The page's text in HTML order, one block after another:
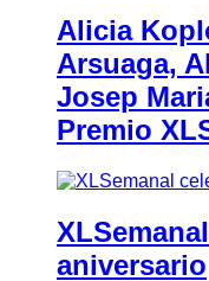
Alicia
Arsuaga,
Josep
Premio
aniversario